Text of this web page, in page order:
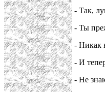
- Так,
- Ты
- Никак
- И
- Не